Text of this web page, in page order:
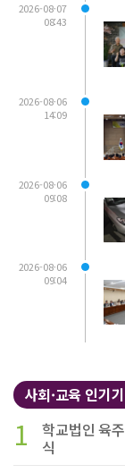
2026-08-07
08:43
2026-08-06
14:09
2026-08-06
09:08
2026-08-06
09:04
사회·교육 인기
1
학교법인 육
식